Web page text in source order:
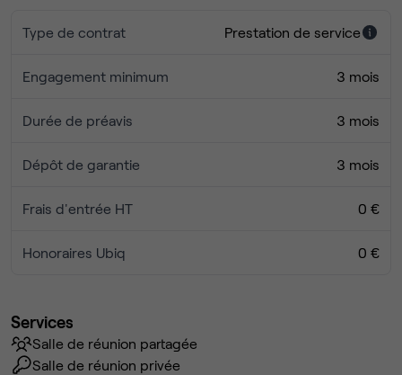
Type de contrat Prestation de service
Engagement minimum 3 mois
Durée de préavis 3 mois
Dépôt de garantie 3 mois
Frais d'entrée HT 0 €
Honoraires Ubiq 0 €
Services
Salle de réunion partagée
Salle de réunion privée